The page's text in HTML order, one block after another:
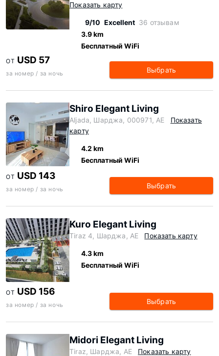
Показать карту
9/10 Excellent 36 отзывам
3.9 km
Бесплатный WiFi
ОТ USD 57
за номер / за ночь Выбрать
Shiro Elegant Living
Aljada, Шарджа, 000971, AE
Показать
карту
4.2 km
Бесплатный WiFi
ОТ USD 143
за номер / за ночь Выбрать
Kuro Elegant Living
Tiraz 4, Шарджа, AE Показать карту
4.3 km
Бесплатный WiFi
ОТ USD 156
за номер / за ночь Выбрать
Midori Elegant Living
Tiraz, Шарджа, AE Показать карту